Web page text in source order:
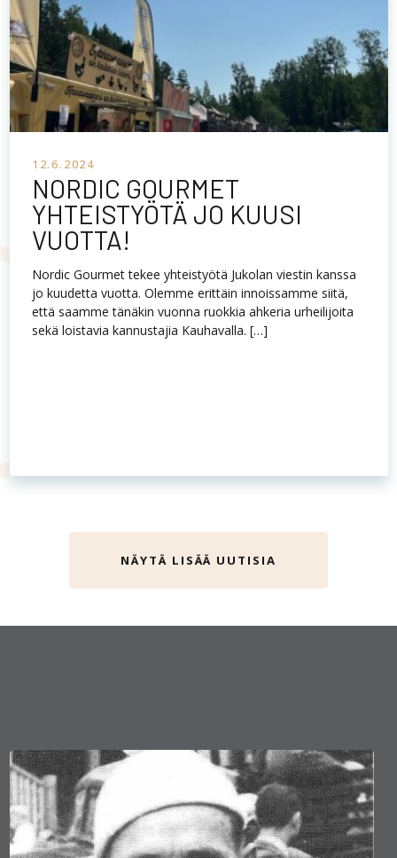
12.6.2024
NORDIC GOURMET
YHTEISTYÖTÄ JO KUUSI
VUOTTA!
Nordic Gourmet tekee yhteistyötä Jukolan viestin kanssa
että saamme tänäkin vuonna ruokkia ahkeria urheilijoita